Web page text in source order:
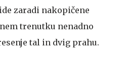
zaradi nakopičene
trenutku nenadno
tal in dvig prahu.